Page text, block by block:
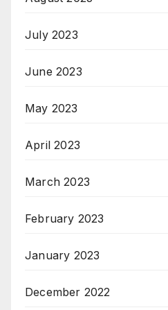
July 2023
June 2023
May 2023
April 2023
March 2023
February 2023
January 2023
December 2022